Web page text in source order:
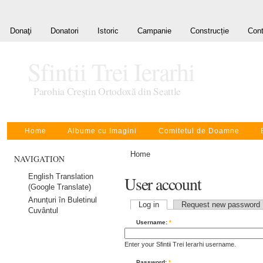
Donaţi Donatori Istoric Campanie Construcție
Parohia Creştin Ortodoxă din Seattle
Home Albume cu Imagini Comitetul de Doamne
NAVIGATION
English Translation
(Google Translate)
Anunțuri în Buletinul
Cuvântul
Home
User account
Log in Request new password
Username: *
Enter your Sfintii Trei Ierarhi username.